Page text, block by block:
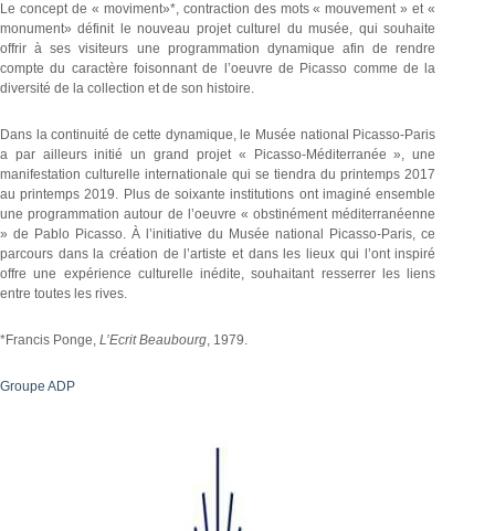
Le concept de « moviment»*, contraction des mots « mouvement » et «
monument» définit le nouveau projet culturel du musée, qui souhaite
offrir à ses visiteurs une programmation dynamique afin de rendre
compte du caractère foisonnant de l’oeuvre de Picasso comme de la
diversité de la collection et de son histoire.
Dans la continuité de cette dynamique, le Musée national Picasso-Paris
a par ailleurs initié un grand projet « Picasso-Méditerranée », une
manifestation culturelle internationale qui se tiendra du printemps 2017
au printemps 2019. Plus de soixante institutions ont imaginé ensemble
une programmation autour de l’oeuvre « obstinément méditerranéenne
» de Pablo Picasso. À l’initiative du Musée national Picasso-Paris, ce
parcours dans la création de l’artiste et dans les lieux qui l’ont inspiré
offre une expérience culturelle inédite, souhaitant resserrer les liens
entre toutes les rives.
*Francis Ponge, L’Ecrit Beaubourg, 1979.
Groupe ADP